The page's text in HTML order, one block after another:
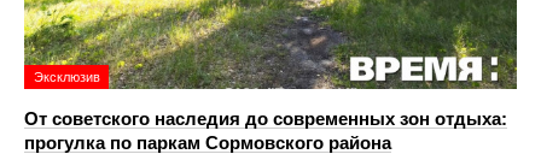
Эксклюзив
От советского наследия до современных зон отдыха:
прогулка по паркам Сормовского района